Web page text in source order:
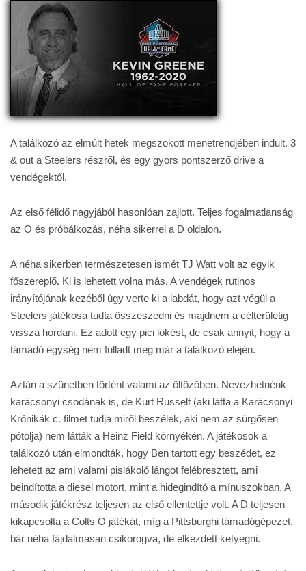
A találkozó az elmúlt hetek megszokott menetrendjében indult. 3
& out a Steelers részről, és egy gyors pontszerző drive a
vendégektől.
Az első félidő nagyjából hasonlóan zajlott. Teljes fogalmatlanság
az O és próbálkozás, néha sikerrel a D oldalon.
A néha sikerben természetesen ismét TJ Watt volt az egyik
főszereplő. Ki is lehetett volna más. A vendégek rutinos
irányítójának kezéből úgy verte ki a labdát, hogy azt végül a
Steelers játékosa tudta összeszedni és majdnem a célterületig
vissza hordani. Ez adott egy pici lökést, de csak annyit, hogy a
támadó egység nem fulladt meg már a találkozó elején.
Aztán a szünetben történt valami az öltözőben. Nevezhetnénk
karácsonyi csodának is, de Kurt Russelt (aki látta a Karácsonyi
Krónikák c. filmet tudja miről beszélek, aki nem az sürgősen
pótolja) nem látták a Heinz Field környékén. A játékosok a
találkozó után elmondták, hogy Ben tartott egy beszédet, ez
lehetett az ami valami pislákoló lángot felébresztett, ami
beindította a diesel motort, mint a hidegindító a mínuszokban. A
második játékrész teljesen az első ellentettje volt. A D teljesen
kikapcsolta a Colts O játékát, míg a Pittsburghi támadógépezet,
bár néha fájdalmasan csikorogva, de elkezdett ketyegni.